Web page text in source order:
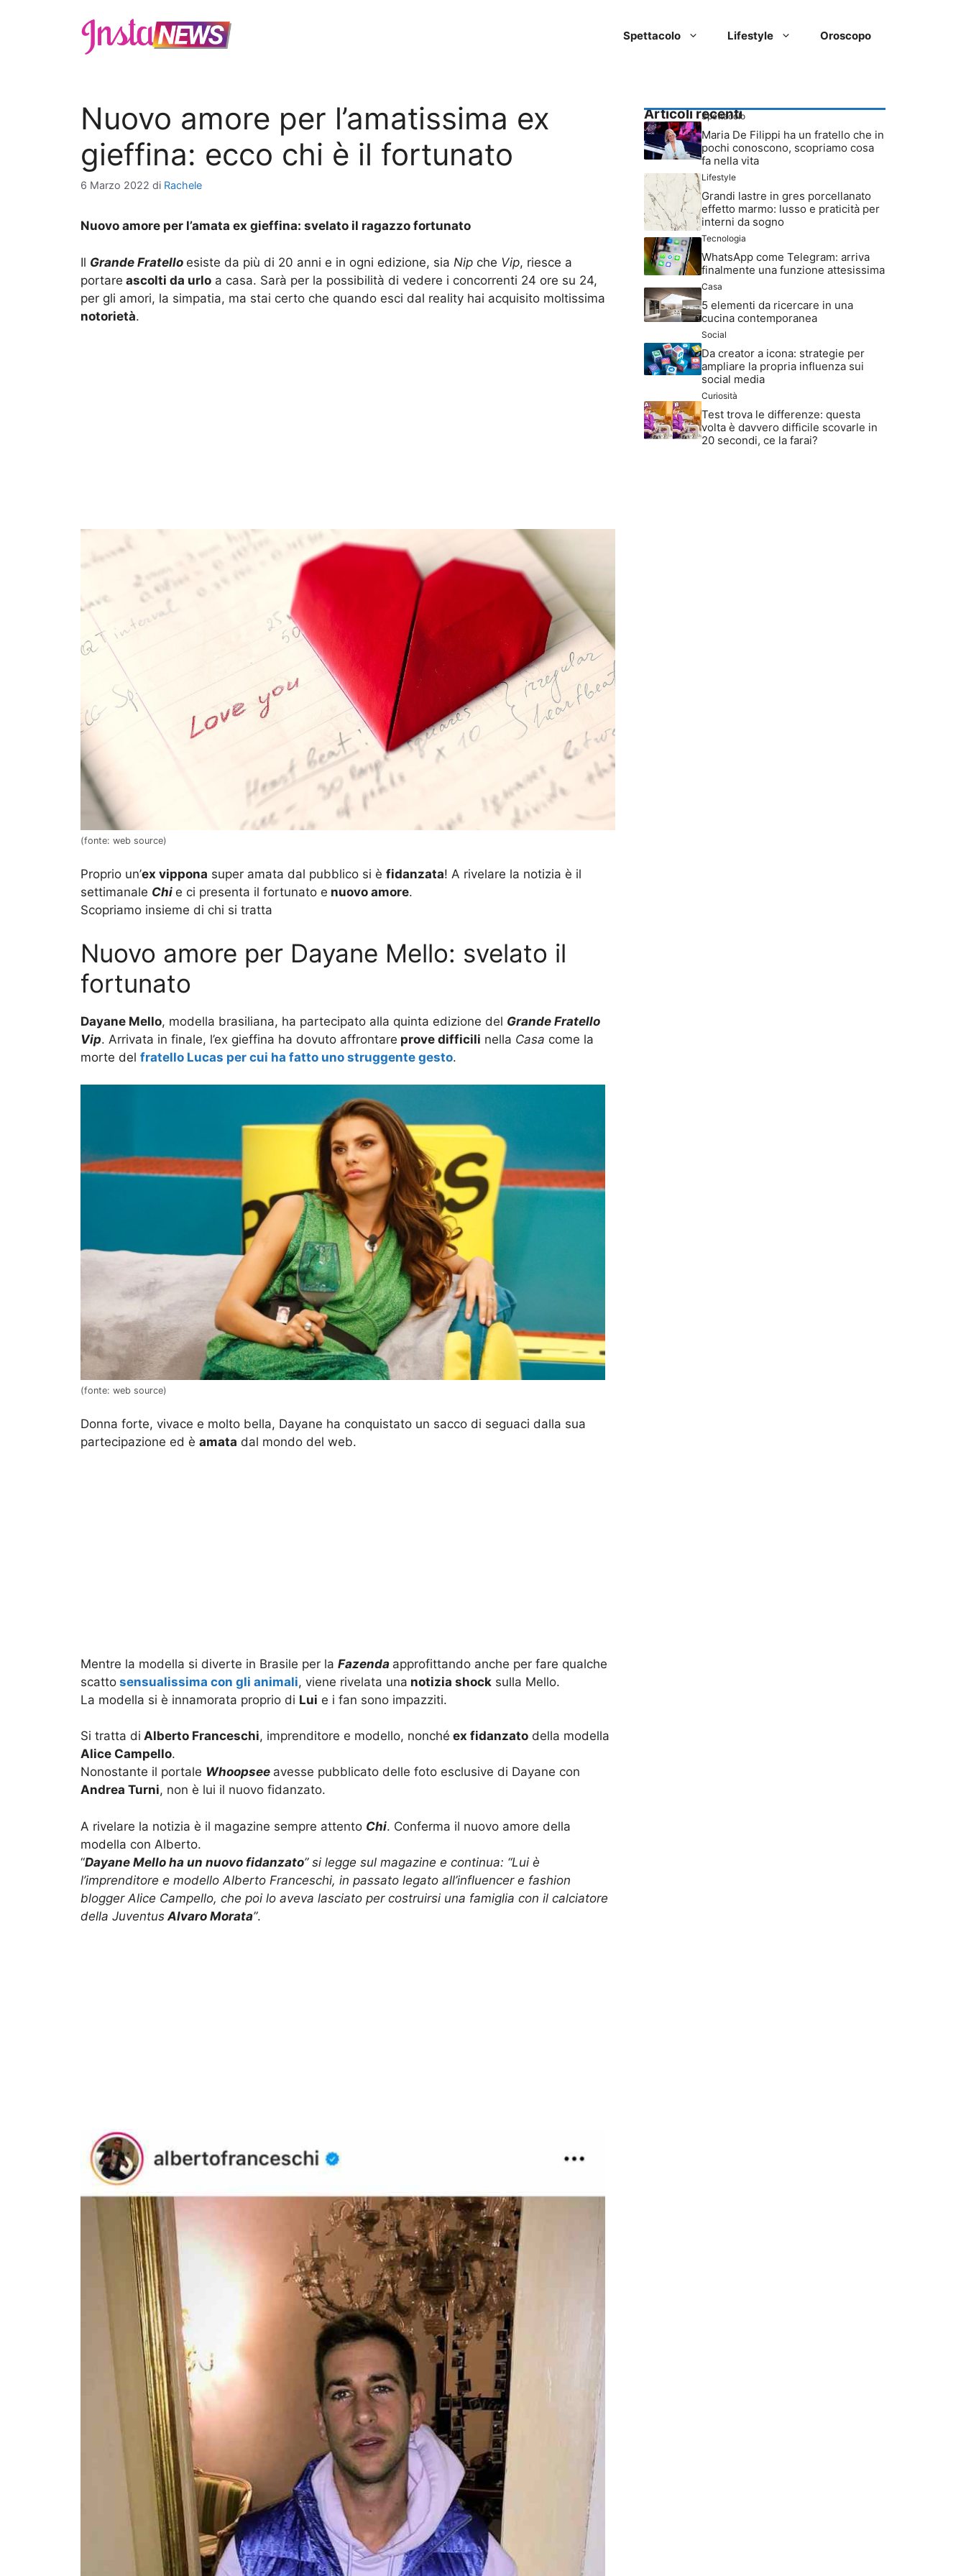
Spettacolo Lifestyle Oroscopo
Nuovo amore per l’amatissima ex
gieffina: ecco chi è il fortunato
6 Marzo 2022 di Rachele
Nuovo amore per l’amata ex gieffina: svelato il ragazzo fortunato
Il Grande Fratello esiste da più di 20 anni e in ogni edizione, sia Nip che Vip, riesce a
portare ascolti da urlo a casa. Sarà per la possibilità di vedere i concorrenti 24 ore su 24,
per gli amori, la simpatia, ma stai certo che quando esci dal reality hai acquisito moltissima
notorietà.
(fonte: web source)
Proprio un’ex vippona super amata dal pubblico si è fidanzata! A rivelare la notizia è il
settimanale Chi e ci presenta il fortunato e nuovo amore.
Scopriamo insieme di chi si tratta
Nuovo amore per Dayane Mello: svelato il
fortunato
Dayane Mello, modella brasiliana, ha partecipato alla quinta edizione del Grande Fratello
Vip. Arrivata in finale, l’ex gieffina ha dovuto affrontare prove difficili nella Casa come la
morte del fratello Lucas per cui ha fatto uno struggente gesto.
(fonte: web source)
Donna forte, vivace e molto bella, Dayane ha conquistato un sacco di seguaci dalla sua
partecipazione ed è amata dal mondo del web.
Mentre la modella si diverte in Brasile per la Fazenda approfittando anche per fare qualche
scatto sensualissima con gli animali, viene rivelata una notizia shock sulla Mello.
La modella si è innamorata proprio di Lui e i fan sono impazziti.
Si tratta di Alberto Franceschi, imprenditore e modello, nonché ex fidanzato della modella
Alice Campello.
Nonostante il portale Whoopsee avesse pubblicato delle foto esclusive di Dayane con
Andrea Turni, non è lui il nuovo fidanzato.
A rivelare la notizia è il magazine sempre attento Chi. Conferma il nuovo amore della
modella con Alberto.
“Dayane Mello ha un nuovo fidanzato” si legge sul magazine e continua: “Lui è
l’imprenditore e modello Alberto Franceschi, in passato legato all’influencer e fashion
blogger Alice Campello, che poi lo aveva lasciato per costruirsi una famiglia con il calciatore
della Juventus Alvaro Morata”.
Articoli recenti
Spettacolo
Maria De Filippi ha un fratello che in
pochi conoscono, scopriamo cosa
fa nella vita
Lifestyle
Grandi lastre in gres porcellanato
effetto marmo: lusso e praticità per
interni da sogno
Tecnologia
WhatsApp come Telegram: arriva
finalmente una funzione attesissima
Casa
5 elementi da ricercare in una
cucina contemporanea
Social
Da creator a icona: strategie per
ampliare la propria influenza sui
social media
Curiosità
Test trova le differenze: questa
volta è davvero difficile scovarle in
20 secondi, ce la farai?